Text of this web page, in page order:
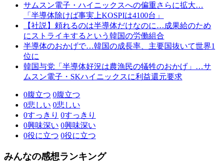
サムスン電子・ハイニックスへの偏重さらに拡大…
「半導体除けば事実上KOSPIは4100台」
【社説】頼れるのは半導体だけなのに…成果給のため
にストライキするという韓国の労働組合
半導体のおかげで…韓国の成長率、主要国抜いて世界1
位に
韓国与党「半導体好況は農漁民の犠牲のおかげ」…サ
ムスン電子・SKハイニックスに利益還元要求
0腹立つ 0腹立つ
0悲しい 0悲しい
0すっきり 0すっきり
0興味深い 0興味深い
0役に立つ 0役に立つ
みんなの感想ランキング